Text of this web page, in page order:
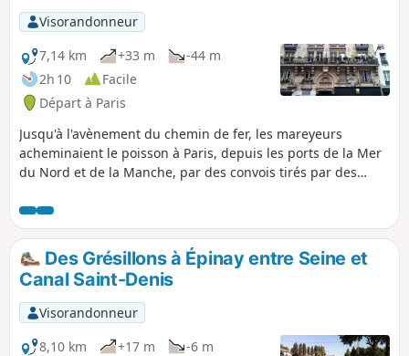
Visorandonneur
7,14 km
+33 m
-44 m
2h 10
Facile
Départ à Paris
Jusqu'à l'avènement du chemin de fer, les mareyeurs
acheminaient le poisson à Paris, depuis les ports de la Mer
du Nord et de la Manche, par des convois tirés par des
une trace dans le nom de plusieurs voies que ce parcours
urbain suit à peu près, avec quelques détours par des rues
et ruelles qui le méritent.
Des Grésillons à Épinay entre Seine et
Canal Saint-Denis
Visorandonneur
8,10 km
+17 m
-6 m